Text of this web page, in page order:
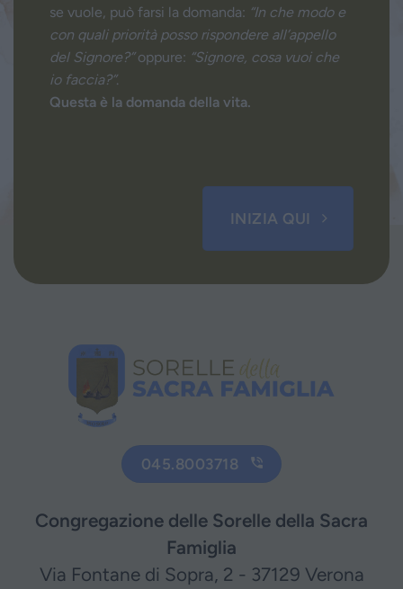
se vuole, può farsi la domanda: “In che modo e
con quali priorità posso rispondere all’appello
del Signore?”oppure: “Signore, cosa vuoi che
io faccia?”.
Questa è la domanda della vita.
INIZIA QUI
045.8003718
Congregazione delle Sorelle della Sacra
Famiglia
Via Fontane di Sopra, 2 - 37129 Verona